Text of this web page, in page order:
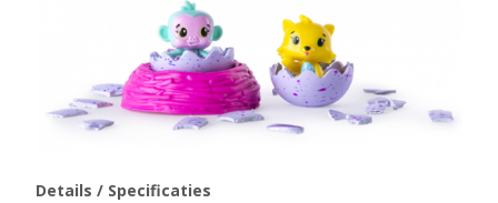
Details / Specificaties